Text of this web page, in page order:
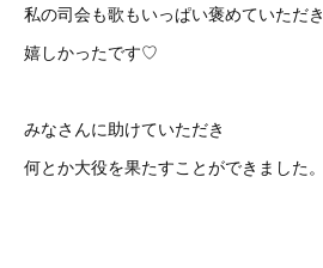
私の司会も歌もいっぱい褒めていただき
嬉しかったです♡
みなさんに助けていただき
何とか大役を果たすことができました。